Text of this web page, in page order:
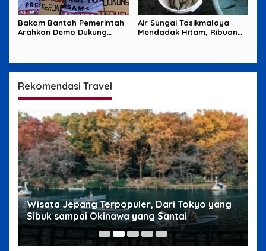
Bakom Bantah Pemerintah
Arahkan Demo Dukung
Air Sungai Tasikmalaya
Mendadak Hitam, Ribuan
Rekomendasi Travel
Wisata Jepang Terpopuler, Dari Tokyo yang
Sibuk sampai Okinawa yang Santai